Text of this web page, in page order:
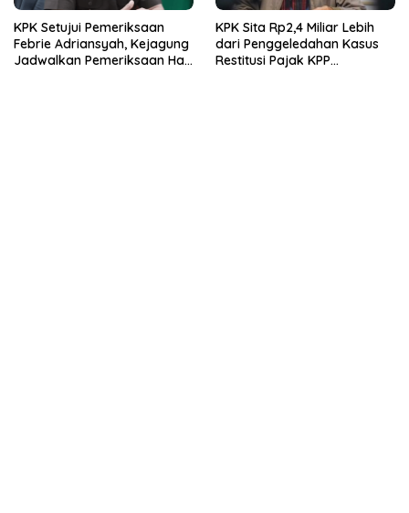
KPK Setujui Pemeriksaan
Febrie Adriansyah, Kejagung
Jadwalkan Pemeriksaan Hari
KPK Sita Rp2,4 Miliar Lebih
dari Penggeledahan Kasus
Restitusi Pajak KPP